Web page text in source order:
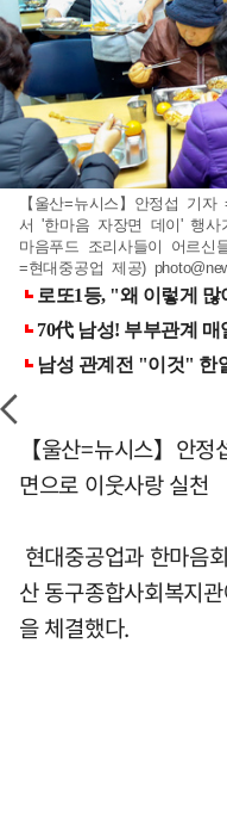
【울산=뉴시스】안정섭 기
서 '한마음 자장면 데이' 행
마음푸드 조리사들이 어르신
=현대중공업 제공)
【울산=뉴시스】안
면으로 이웃사랑 실천
현대중공업과 한마음
산 동구종합사회복지
을 체결했다.